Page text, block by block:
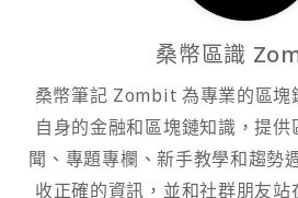
桑幣區識
桑幣筆記 Zombit 為專業的區塊
自身的金融和區塊鏈知識，提
聞、專題專欄、新手教學和趨勢
收正確的資訊，並和社群朋友